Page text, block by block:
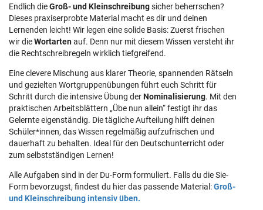
Endlich dieGroß- und Kleinschreibungsicher beherrschen?
Dieses praxiserprobte Material macht es dir und deinen
Lernenden leicht! Wir legen eine solide Basis: Zuerst frischen
wir dieWortartenauf. Denn nur mit diesem Wissen versteht ihr
die Rechtschreibregeln wirklich tiefgreifend.
Eine clevere Mischung aus klarer Theorie, spannenden Rätseln
und gezielten Wortgruppenübungen führt euch Schritt für
Schritt durch die intensive Übung derNominalisierung. Mit den
praktischen Arbeitsblättern „Übe nun allein“ festigt ihr das
Gelernte eigenständig. Die tägliche Aufteilung hilft deinen
Schüler*innen, das Wissen regelmäßig aufzufrischen und
dauerhaft zu behalten. Ideal für den Deutschunterricht oder
zum selbstständigen Lernen!
Alle Aufgaben sind in der Du-Form formuliert. Falls du die Sie-
Form bevorzugst, findest du hier das passende Material:Groß-
und Kleinschreibung intensiv üben.